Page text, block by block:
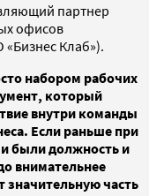
партнер
офисов
«Бизнес Клаб»).
набором рабочих
который
внутри команды
Если раньше при
были должность и
внимательнее
значительную часть